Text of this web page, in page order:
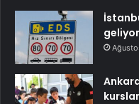
geliyor